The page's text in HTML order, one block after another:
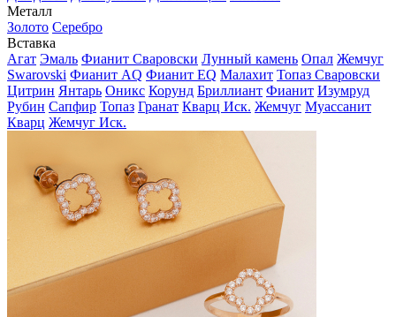
Металл
Золото Серебро
Вставка
Агат Эмаль Фианит Сваровски Лунный камень Опал Жемчуг
Swarovski Фианит AQ Фианит EQ Малахит Топаз Сваровски
Цитрин Янтарь Оникс Корунд Бриллиант Фианит Изумруд
Рубин Сапфир Топаз Гранат Кварц Иск. Жемчуг Муассанит
Кварц Жемчуг Иск.